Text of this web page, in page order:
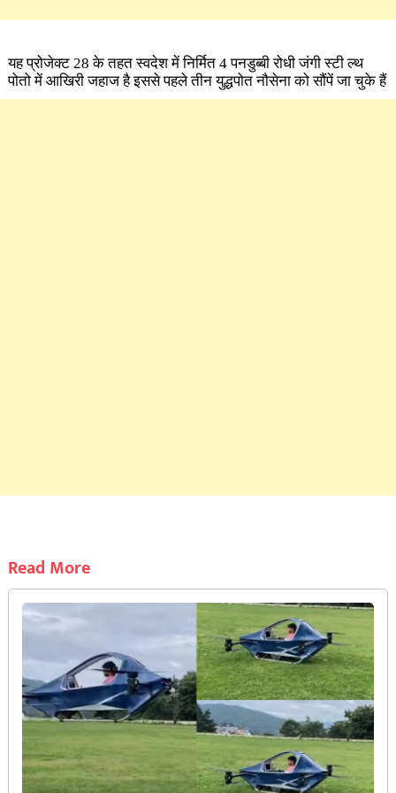
यह प्रोजेक्ट 28 के तहत स्वदेश में निर्मित 4 पनडुब्बी रोधी जंगी स्टी ल्थ
पोतो में आखिरी जहाज है इससे पहले तीन युद्धपोत नौसेना को सौंपें जा चुके हैं
Read More